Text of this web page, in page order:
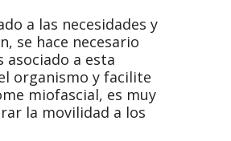
a las necesidades y
se hace necesario
a esta
organismo y facilite
miofascial, es muy
la movilidad a los